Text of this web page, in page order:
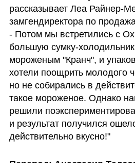
рассказывает Леа Райнер-
замгендиректора по
- Потом мы встретились с
большую сумку-
мороженым "Кранч", и
хотели поощрить молодого
но не собирались в
такое мороженое. Однако
решили
и результат получился
действительно вкусно!"